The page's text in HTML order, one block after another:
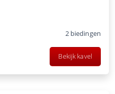
2 biedingen
Bekijk kavel